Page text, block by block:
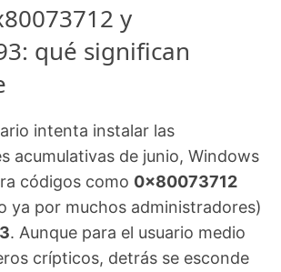
y
qué significan
intenta instalar las
acumulativas de junio, Windows
códigos como 0x80073712
ya por muchos administradores)
. Aunque para el usuario medio
crípticos, detrás se esconde